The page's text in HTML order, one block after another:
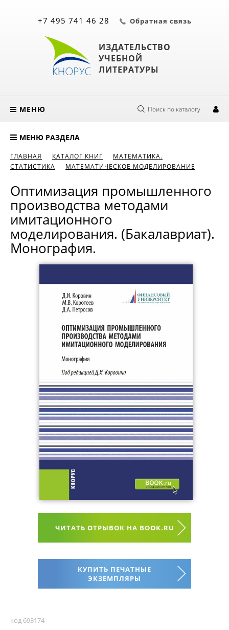
ИЗДАТЕЛЬСТВО
УЧЕБНОЙ
ЛИТЕРАТУРЫ
+7 495 741 46 28 Обратная связь
МЕНЮ Поиск по каталогу
МЕНЮ РАЗДЕЛА
ГЛАВНАЯ КАТАЛОГ КНИГ
МАТЕМАТИКА.
СТАТИСТИКА
МАТЕМАТИЧЕСКОЕ МОДЕЛИРОВАНИЕ
Оптимизация промышленного
производства методами
имитационного
моделирования. (Бакалавриат).
Монография.
ЧИТАТЬ ОТРЫВОК НА BOOK.RU
КУПИТЬ ПЕЧАТНЫЕ
ЭКЗЕМПЛЯРЫ
код 693174